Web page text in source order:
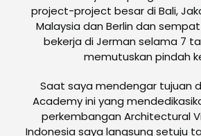
project-project besar di Bali,
Malaysia dan Berlin dan
bekerja di Jerman selama 7
memutuskan pindah
Saat saya mendengar tujuan
Academy ini yang
perkembangan Architectural
Indonesia saya langsung setuju